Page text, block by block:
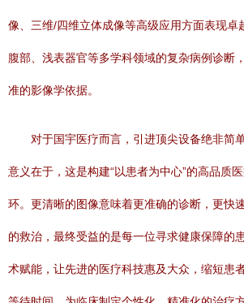
像、三维/四维立体成像等高级应用方面表现卓
腹部、浅表器官等多学科领域的复杂病例诊断
准的影像学依据。
对于国宇医疗而言，引进顶尖设备绝非简
意义在于，这是构建“以患者为中心”的高品质
环。更清晰的图像意味着更准确的诊断，更快
的救治，最终受益的是每一位寻求健康保障的
术赋能，让先进的医疗科技惠及大众，缩短患